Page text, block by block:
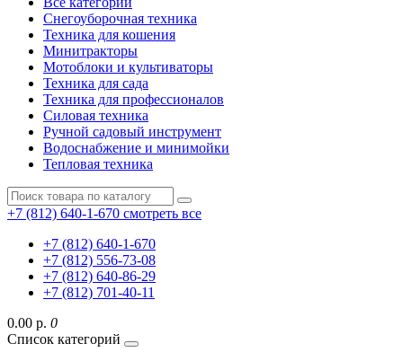
Снегоуборочная техника
Техника для кошения
Минитракторы
Мотоблоки и культиваторы
Техника для сада
Техника для профессионалов
Силовая техника
Ручной садовый инструмент
Водоснабжение и минимойки
Тепловая техника
+7 (812) 640-1-670 смотреть все
+7 (812) 640-1-670
+7 (812) 556-73-08
+7 (812) 640-86-29
+7 (812) 701-40-11
0.00 р. 0
Список категорий